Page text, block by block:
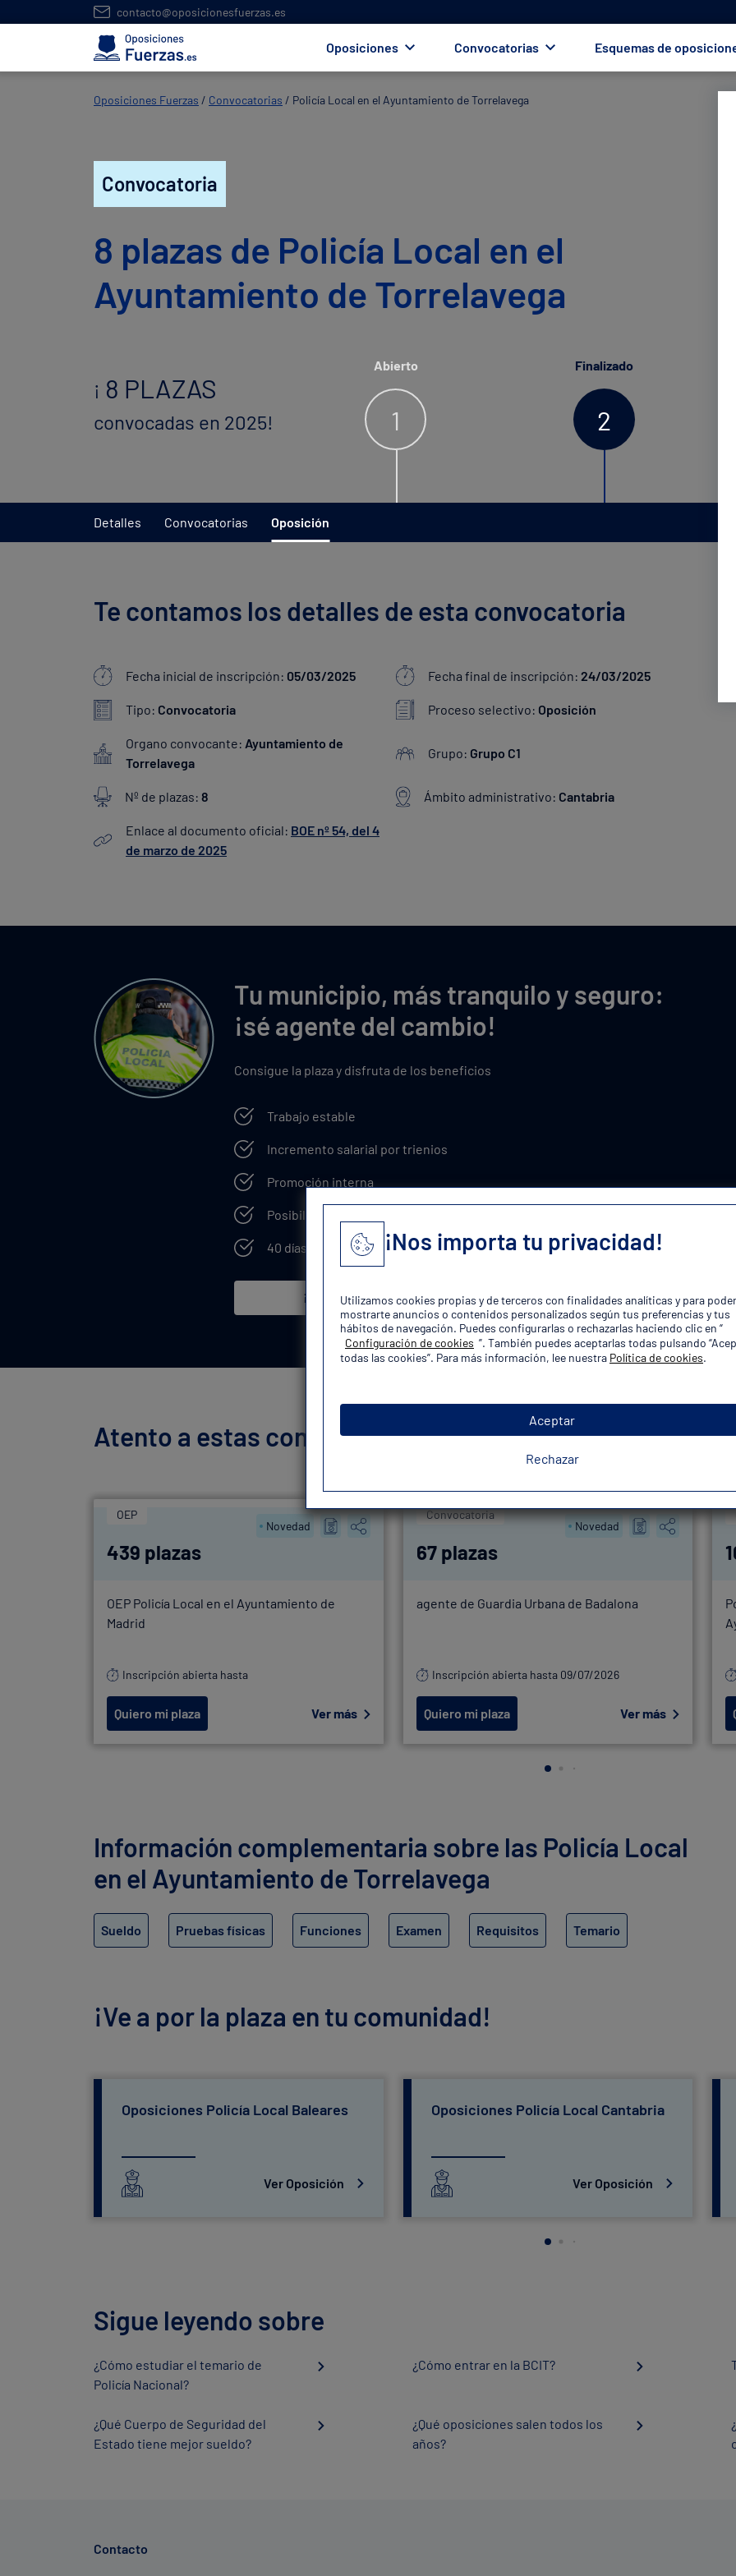
contacto@oposicionesfuerzas.es
Oposiciones Convocatorias Esquemas de
Oposiciones Fuerzas / Convocatorias / Policía Local en el Ayuntamiento de Torrelavega
Convocatoria
8 plazas de Policía Local en el
Ayuntamiento de Torrelavega
¡ 8 PLAZAS
convocadas en 2025!
Abierto
1
Finalizado
2
Detalles Convocatorias Oposición
Te contamos los detalles de esta convocatoria
Fecha inicial de inscripción: 05/03/2025 Fecha final de inscripción: 24/03/2025
Tipo: Convocatoria Proceso selectivo: Oposición
Organo convocante: Ayuntamiento de
Torrelavega
Grupo: Grupo C1
Nº de plazas: 8 Ámbito administrativo: Cantabria
Enlace al documento oficial: BOE nº 54, del 4
de marzo de 2025
Tu municipio, más tranquilo y seguro:
¡sé agente del cambio!
Consigue la plaza y disfruta de los beneficios
Trabajo estable
Incremento salarial por trienios
Promoción interna
Posibilidad de excedencia
40 días de vacaciones y asuntos propios
¡Quiero mi plaza!
Atento a estas convocatorias de Oposiciones Policía
OEP
Novedad
439 plazas
OEP Policía Local en el Ayuntamiento de
Madrid
Inscripción abierta hasta
Quiero mi plaza Ver más
Convocatoria
Novedad
67 plazas
agente de Guardia Urbana de Badalona
Inscripción abierta hasta 09/07/2026
Quiero mi plaza Ver más
Información complementaria sobre las Policía Local
en el Ayuntamiento de Torrelavega
Sueldo Pruebas físicas Funciones Examen Requisitos Temario
¡Ve a por la plaza en tu comunidad!
Oposiciones Policía Local Baleares
Ver Oposición
Oposiciones Policía Local Cantabria
Ver Oposición
Sigue leyendo sobre
¿Cómo estudiar el temario de
Policía Nacional?
¿Cómo entrar en la BCIT?
¿Qué Cuerpo de Seguridad del
Estado tiene mejor sueldo?
¿Qué oposiciones salen todos los
años?
Contacto
¡Nos importa tu privacidad!
Utilizamos cookies propias y de terceros con finalidades analíticas y para poder
mostrarte anuncios o contenidos personalizados según tus preferencias y tus
hábitos de navegación. Puedes configurarlas o rechazarlas haciendo clic en “
Configuración de cookies ”. También puedes aceptarlas todas pulsando
todas las cookies”. Para más información, lee nuestra Política de cookies.
Aceptar
Rechazar